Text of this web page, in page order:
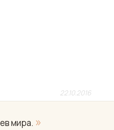
22.10.2016
мира. »